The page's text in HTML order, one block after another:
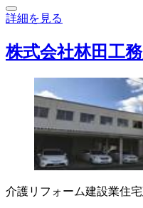
詳細を見る
株式会社林田工
介護リフォーム建設業住